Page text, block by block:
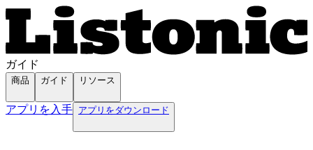
ガイド
商品 ガイド リソース
アプリを入手 アプリをダウンロード